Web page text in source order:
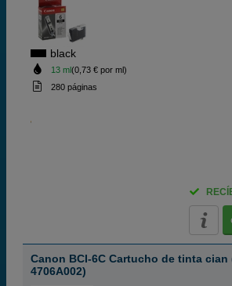
black
13 ml(0,73 € por ml)
280 páginas
Canon BCI-6C Cartucho de tinta cian
4706A002)